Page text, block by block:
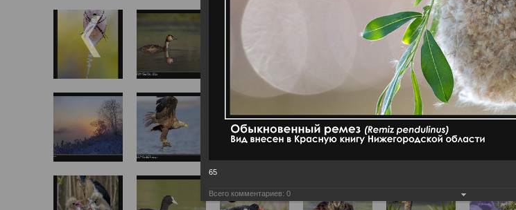
65
Всего комментариев: 0